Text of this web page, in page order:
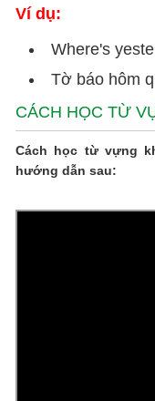
Ví dụ:
Where's
Tờ báo hôm
CÁCH HỌC TỪ
Cách học từ vựng
hướng dẫn sau: